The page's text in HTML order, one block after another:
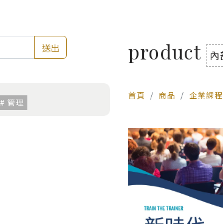
送出
管理
product 內
首頁 商品 企業課程